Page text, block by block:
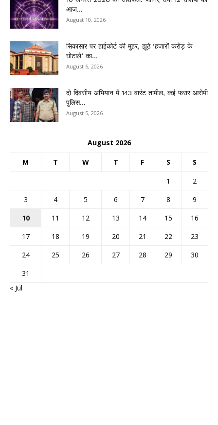
आज...
August 10, 2026
सिकासार पर हाईकोर्ट की मुहर, झूठे ‘हजारों करोड़ के
घोटाले’ का...
August 6, 2026
दो दिवसीय अभियान में 143 वारंट तामील, कई फरार आरोपी
पुलिस...
August 5, 2026
August 2026
M T W T F S S
1
2
3
4 5 6 7 8
9
10
11 12 13 14 15
16
17
18 19 20 21 22
23
24
25 26 27 28 29
30
31
« Jul